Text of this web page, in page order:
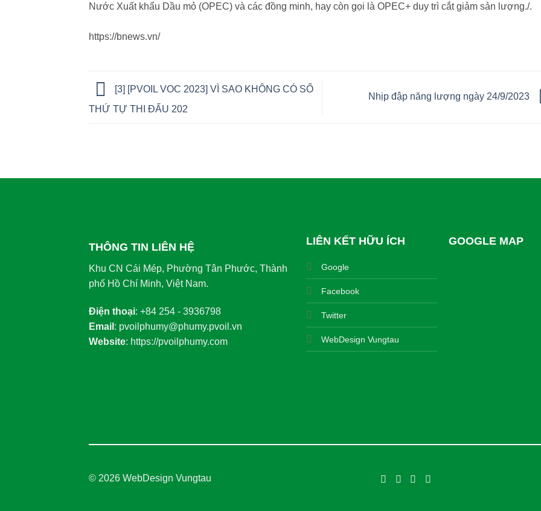
Nước Xuất khẩu Dầu mỏ (OPEC) và các đồng minh, hay còn gọi là OPEC+ duy trì cắt giảm sản lượng./.
https://bnews.vn/
[3] [PVOIL VOC 2023] VÌ SAO KHÔNG CÓ SỐ
THỨ TỰ THI ĐẤU 202
Nhịp đập năng lượng ngày 24/9/2023
THÔNG TIN LIÊN HỆ
Khu CN Cái Mép, Phường Tân Phước, Thành
phố Hồ Chí Minh, Việt Nam.
Điện thoại: +84 254 - 3936798
Email : pvoilphumy@phumy.pvoil.vn
Website: https://pvoilphumy.com
LIÊN KẾT HỮU ÍCH
Google
Facebook
Twitter
WebDesign Vungtau
GOOGLE MAP
© 2026 WebDesign Vungtau